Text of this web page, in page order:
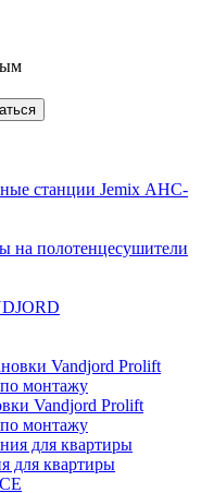
станции Jemix АНС-
на полотенцесушители
Vandjord Prolift
монтажу
для квартиры